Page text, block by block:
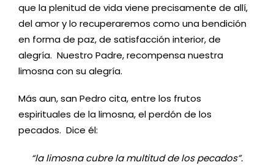
que la plenitud de vida viene precisamente de allí,
del amor y lo recuperaremos como una bendición
en forma de paz, de satisfacción interior, de
alegría. Nuestro Padre, recompensa nuestra
limosna con su alegría.
Más aun, san Pedro cita, entre los frutos
espirituales de la limosna, el perdón de los
pecados. Dice él:
“la limosna cubre la multitud de los pecados”.